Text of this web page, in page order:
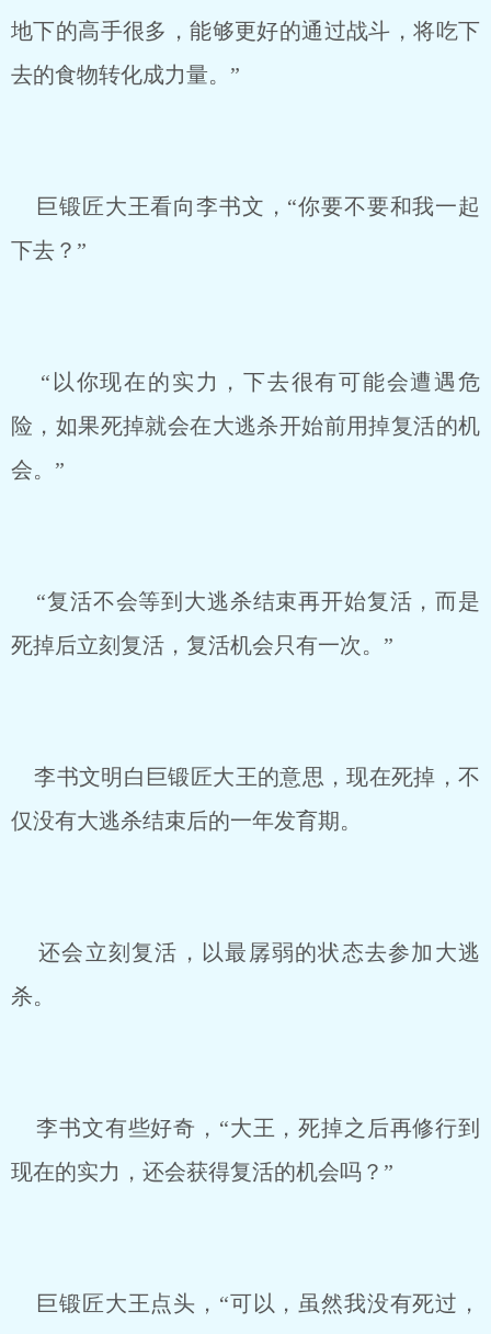
地下的高手很多，能够更好的通过战斗，将吃下
去的食物转化成力量。”
巨锻匠大王看向李书文，“你要不要和我一起
下去？”
“以你现在的实力，下去很有可能会遭遇危
险，如果死掉就会在大逃杀开始前用掉复活的机
会。”
“复活不会等到大逃杀结束再开始复活，而是
死掉后立刻复活，复活机会只有一次。”
李书文明白巨锻匠大王的意思，现在死掉，不
仅没有大逃杀结束后的一年发育期。
还会立刻复活，以最孱弱的状态去参加大逃
杀。
李书文有些好奇，“大王，死掉之后再修行到
现在的实力，还会获得复活的机会吗？”
巨锻匠大王点头，“可以，虽然我没有死过，